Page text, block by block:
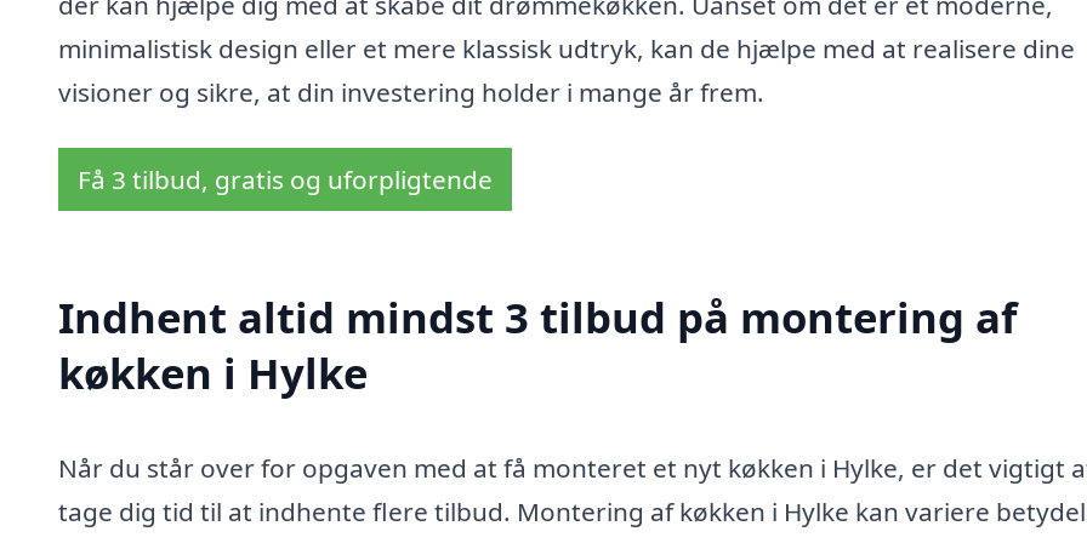
minimalistisk design eller et mere klassisk udtryk, kan de hjælpe med at realisere dine
visioner og sikre, at din investering holder i mange år frem.
Få 3 tilbud, gratis og uforpligtende
Indhent altid mindst 3 tilbud på montering af
køkken i Hylke
Når du står over for opgaven med at få monteret et nyt køkken i Hylke, er det vigtigt
tage dig tid til at indhente flere tilbud. Montering af køkken i Hylke kan variere